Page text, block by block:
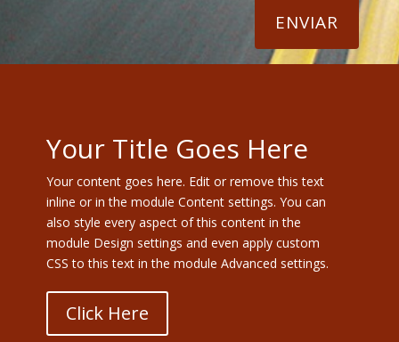
ENVIAR
Your Title Goes Here
Your content goes here. Edit or remove this text
inline or in the module Content settings. You can
also style every aspect of this content in the
module Design settings and even apply custom
CSS to this text in the module Advanced settings.
Click Here